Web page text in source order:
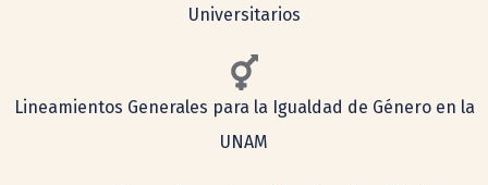
Universitarios
Lineamientos Generales para la Igualdad de Género en la
UNAM